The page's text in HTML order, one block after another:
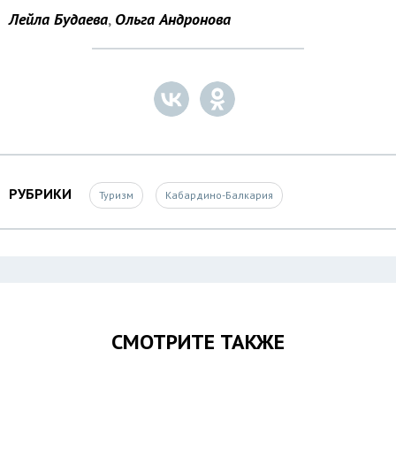
Лейла Будаева, Ольга Андронова
РУБРИКИ Туризм Кабардино-Балкария
СМОТРИТЕ ТАКЖЕ